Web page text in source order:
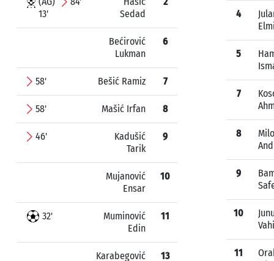
13'
Sedad
Bećirović
Lukman
6
58' Bešić Ramiz 7
58' Mašić Irfan 8
46'
Kadušić
Tarik
9
Mujanović
Ensar
10
32'
Muminović
Edin
11
Karabegović
13
4
5
7
8
9
10
11